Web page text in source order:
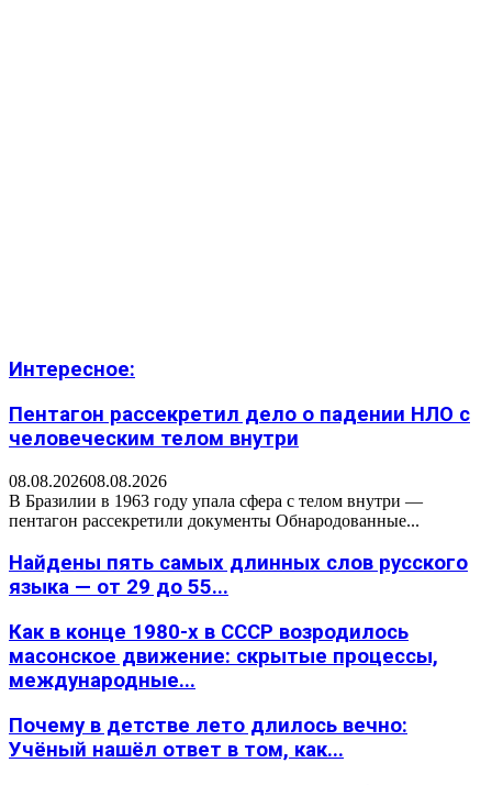
Интересное:
Пентагон рассекретил дело о падении НЛО с
человеческим телом внутри
08.08.202608.08.2026
В Бразилии в 1963 году упала сфера с телом внутри —
пентагон рассекретили документы Обнародованные...
Найдены пять самых длинных слов русского
языка — от 29 до 55...
Как в конце 1980-х в СССР возродилось
масонское движение: скрытые процессы,
международные...
Почему в детстве лето длилось вечно:
Учёный нашёл ответ в том, как...